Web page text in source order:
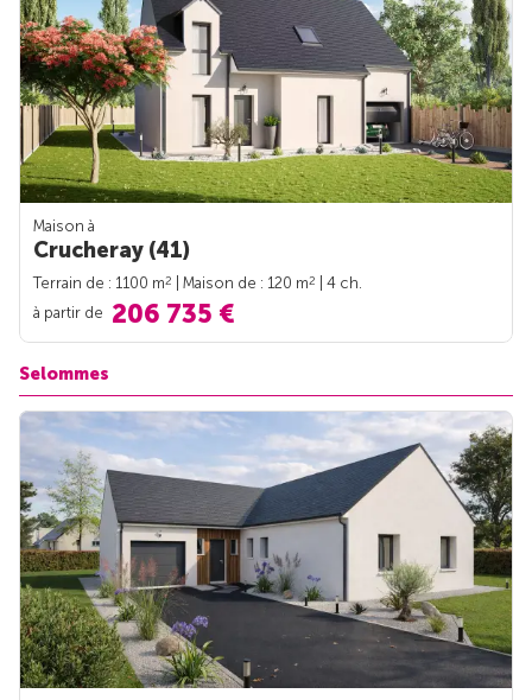
Maison à
Crucheray (41)
Terrain de : 1100 m2 | Maison de : 120 m2
| 4 ch.
à partir de 206 735 €
Selommes